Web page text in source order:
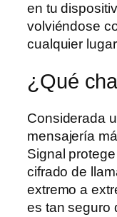
en tu
volviéndose
cualquier
¿Qué
Considerada
mensajería
Signal
cifrado de
extremo a
es tan seguro